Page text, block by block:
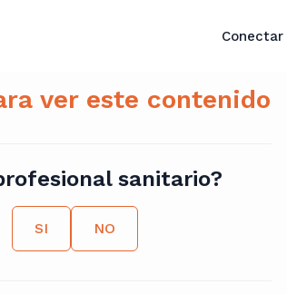
Conectar
ver este contenido
sanitario?
SI NO